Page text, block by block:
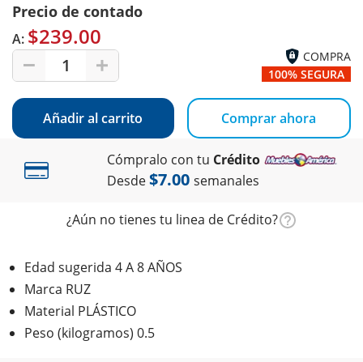
Precio de contado
A: $239.00
1
COMPRA
100% SEGURA
Añadir al carrito Comprar ahora
Cómpralo con tu Crédito
Desde$7.00 semanales
¿Aún no tienes tu linea de Crédito?
Edad sugerida 4 A 8 AÑOS
Marca RUZ
Material PLÁSTICO
Peso (kilogramos) 0.5